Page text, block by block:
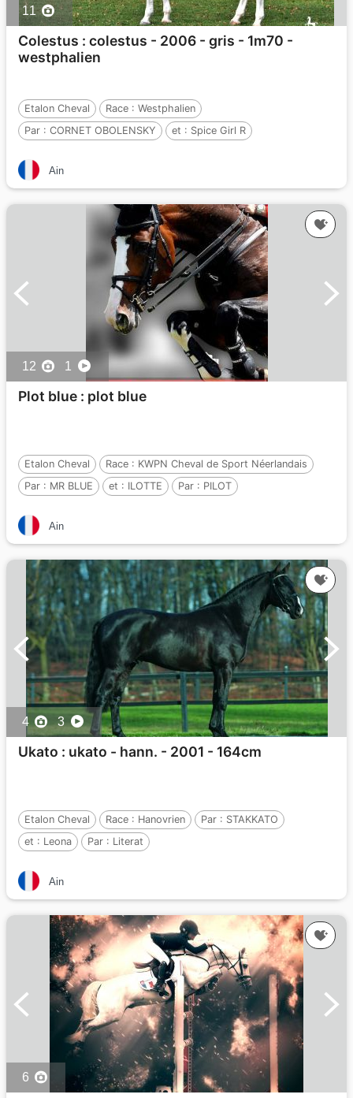
11
Colestus : colestus - 2006 - gris - 1m70 -
westphalien
Etalon Cheval Race : Westphalien
Par : CORNET OBOLENSKY et : Spice Girl R
Ain
12 1
Plot blue : plot blue
Etalon Cheval Race : KWPN Cheval de Sport Néerlandais
Par : MR BLUE et : ILOTTE Par : PILOT
Ain
4 3
Ukato : ukato - hann. - 2001 - 164cm
Etalon Cheval Race : Hanovrien Par : STAKKATO
et : Leona Par : Literat
Ain
6